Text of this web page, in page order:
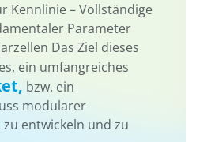
Kennlinie – Vollständige
Parameter
Das Ziel dieses
ein umfangreiches
bzw. ein
modularer
entwickeln und zu